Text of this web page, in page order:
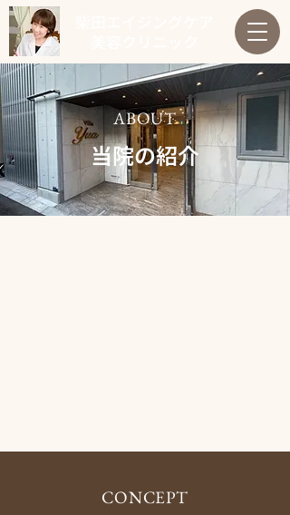
ABOUT
当院の紹介
CONCEPT